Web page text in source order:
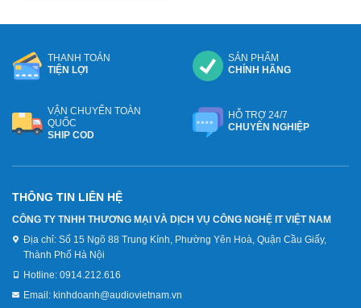
THANH TOÁN
TIỆN LỢI
SẢN PHẨM
CHÍNH HÃNG
VẬN CHUYỂN TOÀN
QUỐC
SHIP COD
HỖ TRỢ 24/7
CHUYÊN NGHIỆP
THÔNG TIN LIÊN HỆ
CÔNG TY TNHH THƯƠNG MẠI VÀ DỊCH VỤ CÔNG NGHỆ IT VIỆT NAM
Địa chỉ: Số 15 Ngõ 88 Trung Kính, Phường Yên Hoà, Quận Cầu Giấy,
Thành Phố Hà Nội
Hotline: 0914.212.616
Email: kinhdoanh@audiovietnam.vn